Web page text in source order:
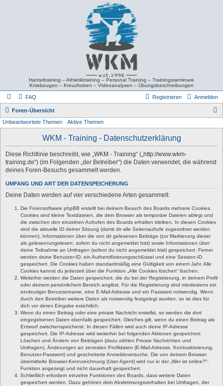
Hanteltraining – Athletiktraining – Personal Training – Trainingsseminare
Kniebeugen – Kreuzheben – Videoanalysen – Übungsbeschreibungen
FAQ Anmelden
Registrieren
Foren-Übersicht
Unbeantwortete Themen Aktive Themen
WKM - Training - Datenschutzerklärung
Diese Richtlinie beschreibt, wie „WKM - Training“ („http://www.wkm-
training.de“) (im Folgenden „der Betreiber“) die Daten verwendet, die während
deines Foren-Besuchs gesammelt werden.
UMFANG UND ART DER DATENSPEICHERUNG
Deine Daten werden auf vier verschiedene Arten gesammelt:
Die Forensoftware phpBB erstellt bei deinem Besuch des Boards mehrere Cookies.
Cookies sind kleine Textdateien, die dein Browser als temporäre Dateien ablegt und
die zwischen den einzelnen Aufrufen des Boards erhalten bleiben. In diesen Cookies
sind die aktuelle ID deiner Sitzung (damit dir alle Seitenaufrufe zugeordnet werden
können), Informationen über die von dir gelesenen Beiträge (zur Markierung dieser
als gelesen/ungelesen; sofern du nicht angemeldet bist) sowie Informationen über
deine Teilnahme an Umfragen (sofern du nicht angemeldet bist) gespeichert. Ferner
werden deine Benutzer-ID, ein Authentifizierungsschlüssel und eine Session-ID
gespeichert. Die Cookies haben standardmäßig eine Gültigkeit von einem Jahr. Alle
Cookies kannst du jederzeit über die Funktion „Alle Cookies löschen“ löschen.
Weiterhin werden die Daten gespeichert, die du bei der Registrierung, in deinem Profil
oder deinem persönlichem Bereich angibst. Für die Registrierung sind mindestens ein
eindeutiger Benutzername, eine E-Mail-Adresse und ein Passwort notwendig. Wenn
durch den Betreiber weitere Daten als notwendig festgelegt wurden, so ist dies für
dich vor deren Eingabe ersichtlich.
Wenn du einen Beitrag oder eine private Nachricht erstellst, so werden die dort
eingegebenen Daten ebenfalls gespeichert. Gleiches gilt, wenn du einen Beitrag als
Entwurf zwischenspeicherst. In diesen Fällen wird auch deine IP-Adresse
gespeichert. Die IP-Adresse wird weiterhin bei folgenden Aktionen gespeichert:
Löschen und Ändern von Beiträgen (dazu zählen Private Nachrichten und
Umfragen), Änderungen an zentralen Profildaten (E-Mail-Adresse, Kontoaktivierung,
Benutzer-Passwort) und gescheiterte Anmeldeversuche. Die von deinem Browser
übermittelte Browser-Kennzeichnung (User Agent) wird nur in der „Wer ist online?“-
Funktion angezeigt und nicht dauerhaft gespeichert.
Schließlich erfordern einzelne Funktionen des Boards, dass weitere Daten
gespeichert werden. Dazu gehören dein Abstimmungsverhalten bei Umfragen, der